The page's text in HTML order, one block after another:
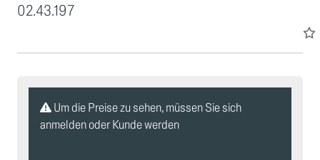
02.43.197
Um die Preise zu sehen, müssen Sie sich
anmelden oder Kunde werden